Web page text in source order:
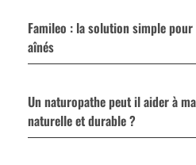
Famileo : la solution simple
aînés
Un naturopathe peut il aider à
naturelle et durable ?